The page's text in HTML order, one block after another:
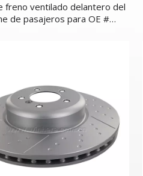
freno ventilado delantero del
de pasajeros para OE #